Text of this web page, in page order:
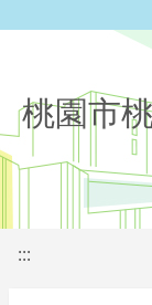
桃園市
:::